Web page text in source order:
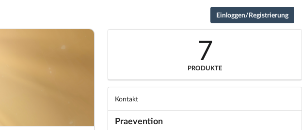
Einloggen/Registrierung
7
PRODUKTE
Kontakt
Praevention